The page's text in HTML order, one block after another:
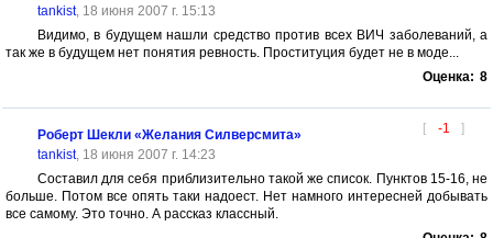
tankist, 18 июня 2007 г. 15:13
Видимо, в будущем нашли средство против всех ВИЧ заболеваний, а
так же в будущем нет понятия ревность. Проституция будет не в моде...
Оценка: 8
[ -1 ]
Роберт Шекли «Желания Силверсмита»
tankist, 18 июня 2007 г. 14:23
Составил для себя приблизительно такой же список. Пунктов 15-16, не
больше. Потом все опять таки надоест. Нет намного интересней добывать
все самому. Это точно. А рассказ классный.